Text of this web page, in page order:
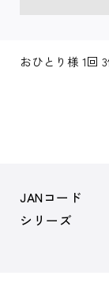
おひとり様 1回
JANコード
シリーズ